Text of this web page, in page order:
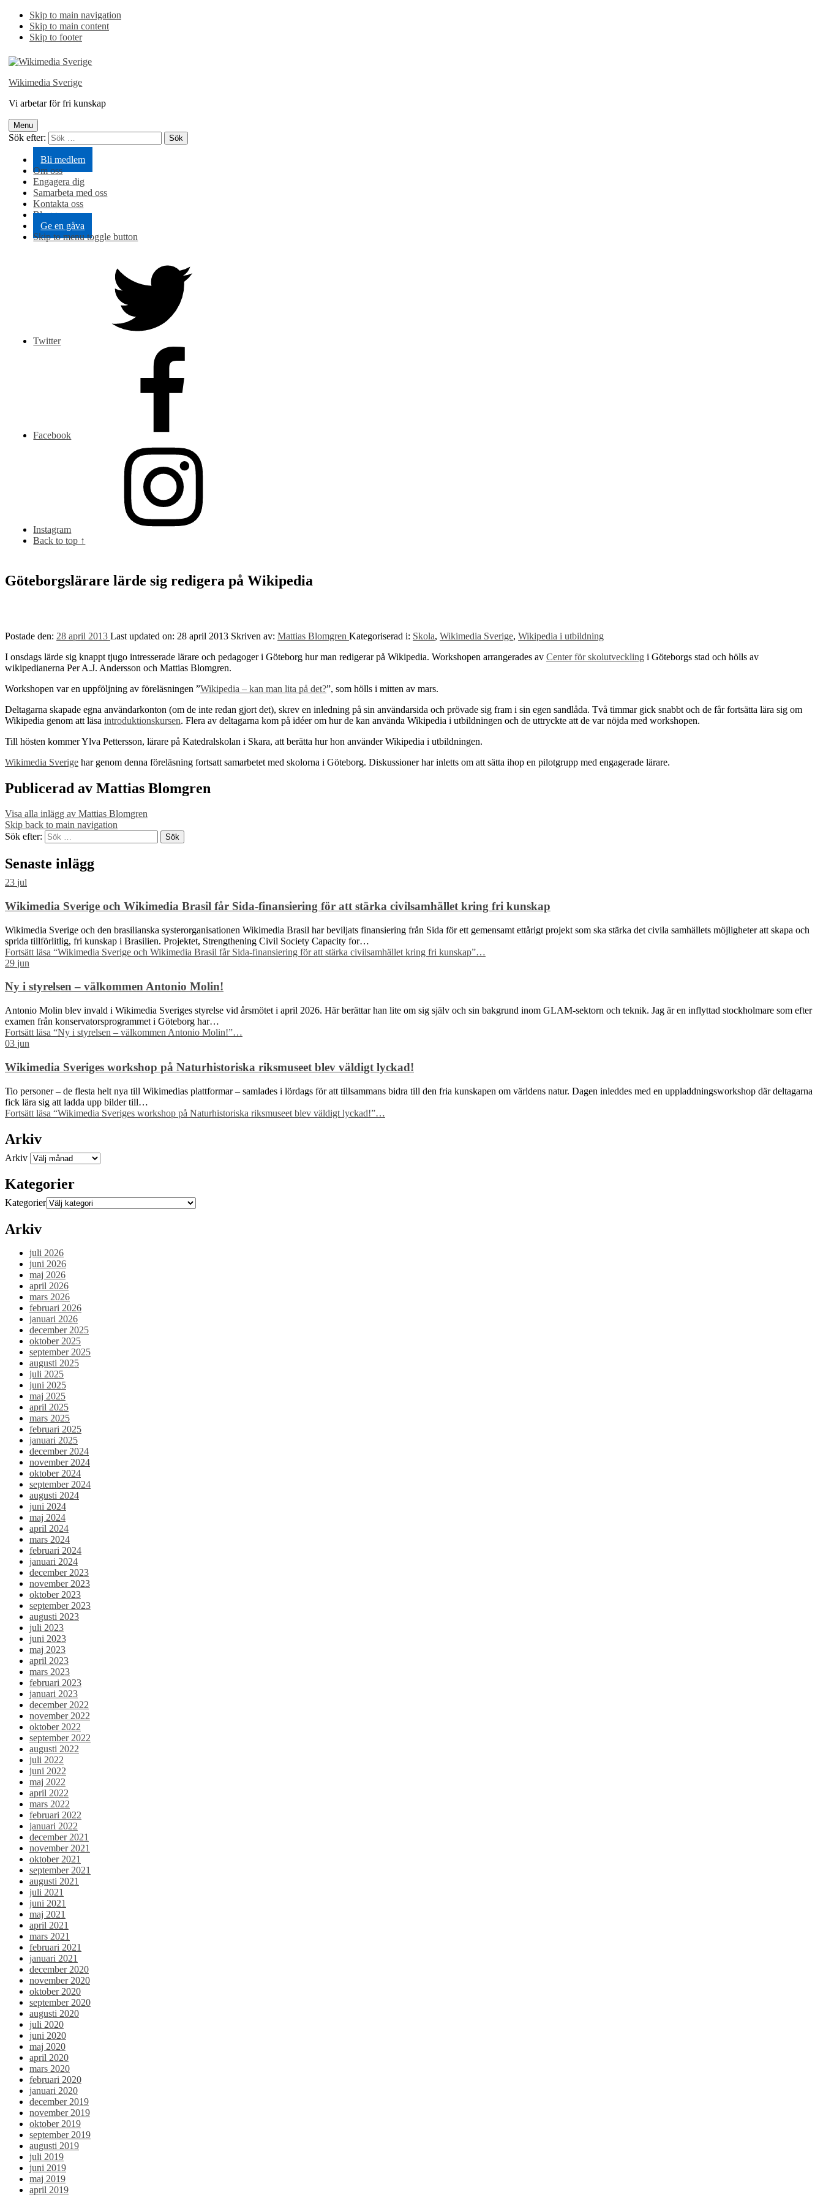
Skip to main navigation
Skip to main content
Skip to footer
Wikimedia Sverige
Vi arbetar för fri kunskap
Menu
Sök efter:
Bli medlem
Om oss
Engagera dig
Samarbeta med oss
Kontakta oss
Blogg
Ge en gåva
Skip to menu toggle button
Twitter
Facebook
Instagram
Back to top ↑
Göteborgslärare lärde sig redigera på Wikipedia
Postade den: 28 april 2013 Last updated on: 28 april 2013 Skriven av: Mattias Blomgren Kategoriserad i: Skola, Wikimedia Sverige, Wikipedia i utbildning
I onsdags lärde sig knappt tjugo intresserade lärare och pedagoger i Göteborg hur man redigerar på Wikipedia. Workshopen arrangerades av Center för skolutveckling i Göteborgs stad och hölls av
wikipedianerna Per A.J. Andersson och Mattias Blomgren.
Workshopen var en uppföljning av föreläsningen ”Wikipedia – kan man lita på det?”, som hölls i mitten av mars.
Deltagarna skapade egna användarkonton (om de inte redan gjort det), skrev en inledning på sin användarsida och prövade sig fram i sin egen sandlåda. Två timmar gick snabbt och de får fortsätta lära sig om
Wikipedia genom att läsa introduktionskursen. Flera av deltagarna kom på idéer om hur de kan använda Wikipedia i utbildningen och de uttryckte att de var nöjda med workshopen.
Till hösten kommer Ylva Pettersson, lärare på Katedralskolan i Skara, att berätta hur hon använder Wikipedia i utbildningen.
Wikimedia Sverige har genom denna föreläsning fortsatt samarbetet med skolorna i Göteborg. Diskussioner har inletts om att sätta ihop en pilotgrupp med engagerade lärare.
Publicerad av Mattias Blomgren
Visa alla inlägg av Mattias Blomgren
Skip back to main navigation
Sök efter:
Senaste inlägg
23 jul
Wikimedia Sverige och Wikimedia Brasil får Sida-finansiering för att stärka civilsamhället kring fri kunskap
Wikimedia Sverige och den brasilianska systerorganisationen Wikimedia Brasil har beviljats finansiering från Sida för ett gemensamt ettårigt projekt som ska stärka det civila samhällets möjligheter att skapa och
sprida tillförlitlig, fri kunskap i Brasilien. Projektet, Strengthening Civil Society Capacity for…
Fortsätt läsa “Wikimedia Sverige och Wikimedia Brasil får Sida-finansiering för att stärka civilsamhället kring fri kunskap”…
29 jun
Ny i styrelsen – välkommen Antonio Molin!
Antonio Molin blev invald i Wikimedia Sveriges styrelse vid årsmötet i april 2026. Här berättar han lite om sig själv och sin bakgrund inom GLAM-sektorn och teknik. Jag är en inflyttad stockholmare som efter
examen från konservatorsprogrammet i Göteborg har…
Fortsätt läsa “Ny i styrelsen – välkommen Antonio Molin!”…
03 jun
Wikimedia Sveriges workshop på Naturhistoriska riksmuseet blev väldigt lyckad!
Tio personer – de flesta helt nya till Wikimedias plattformar – samlades i lördags för att tillsammans bidra till den fria kunskapen om världens natur. Dagen inleddes med en uppladdningsworkshop där deltagarna
fick lära sig att ladda upp bilder till…
Fortsätt läsa “Wikimedia Sveriges workshop på Naturhistoriska riksmuseet blev väldigt lyckad!”…
Arkiv
Arkiv
Kategorier
Kategorier
Arkiv
juli 2026
juni 2026
maj 2026
april 2026
mars 2026
februari 2026
januari 2026
december 2025
oktober 2025
september 2025
augusti 2025
juli 2025
juni 2025
maj 2025
april 2025
mars 2025
februari 2025
januari 2025
december 2024
november 2024
oktober 2024
september 2024
augusti 2024
juni 2024
maj 2024
april 2024
mars 2024
februari 2024
januari 2024
december 2023
november 2023
oktober 2023
september 2023
augusti 2023
juli 2023
juni 2023
maj 2023
april 2023
mars 2023
februari 2023
januari 2023
december 2022
november 2022
oktober 2022
september 2022
augusti 2022
juli 2022
juni 2022
maj 2022
april 2022
mars 2022
februari 2022
januari 2022
december 2021
november 2021
oktober 2021
september 2021
augusti 2021
juli 2021
juni 2021
maj 2021
april 2021
mars 2021
februari 2021
januari 2021
december 2020
november 2020
oktober 2020
september 2020
augusti 2020
juli 2020
juni 2020
maj 2020
april 2020
mars 2020
februari 2020
januari 2020
december 2019
november 2019
oktober 2019
september 2019
augusti 2019
juli 2019
juni 2019
maj 2019
april 2019